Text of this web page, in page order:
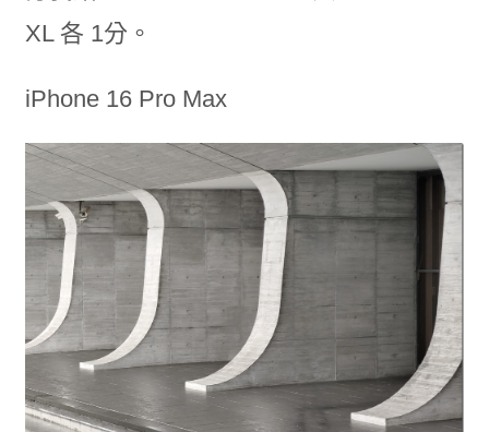
XL 各 1分。
iPhone 16 Pro Max